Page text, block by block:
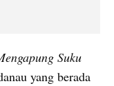
Suku
yang berada